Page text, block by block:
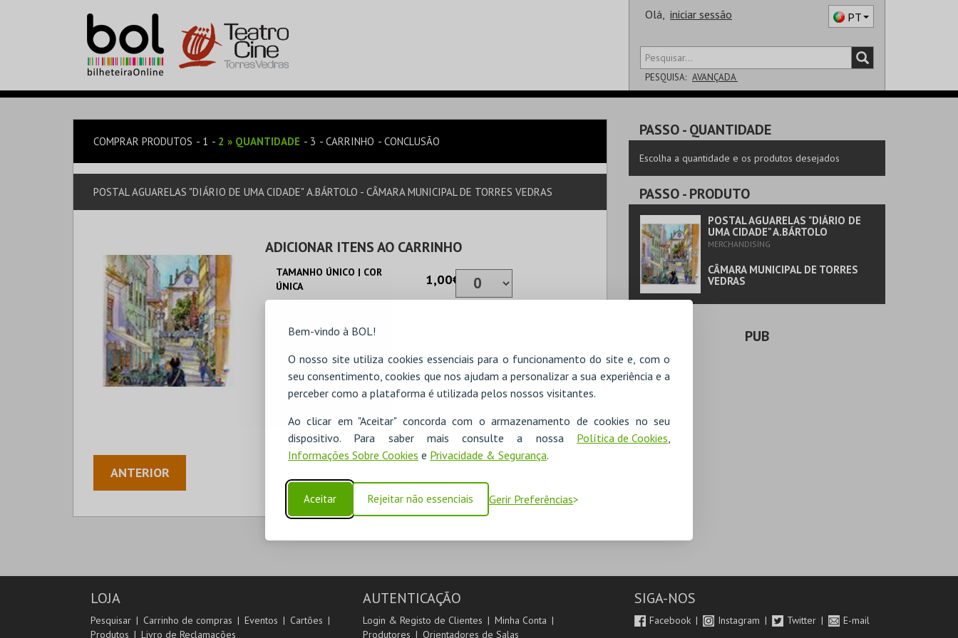
Bem-vindo à BOL!
O nosso site utiliza cookies essenciais para o funcionamento do site e, com o
seu consentimento, cookies que nos ajudam a personalizar a sua experiência e a
perceber como a plataforma é utilizada pelos nossos visitantes.
Ao clicar em "Aceitar" concorda com o armazenamento de cookies no seu
dispositivo. Para saber mais consulte a nossa Política de Cookies
Informações Sobre Cookies e Privacidade & Segurança.
Aceitar Rejeitar não essenciais Gerir Preferências
Olá, iniciar sessão PT
PESQUISA: AVANÇADA
COMPRAR PRODUTOS 1 2 » QUANTIDADE 3 CARRINHO CONCLUSÃO
POSTAL AGUARELAS "DIÁRIO DE UMA CIDADE" A.BÁRTOLO - CÂMARA MUNICIPAL DE TORRES VEDRAS
ADICIONAR ITENS AO CARRINHO
TAMANHO ÚNICO | COR
ÚNICA
1,00€
ADICIONAR
ANTERIOR
PASSO- QUANTIDADE
Escolha a quantidade e os produtos desejados
PASSO- PRODUTO
POSTAL AGUARELAS "DIÁRIO DE
UMA CIDADE" A.BÁRTOLO
MERCHANDISING
CÂMARA MUNICIPAL DE TORRES
VEDRAS
PUB
LOJA
Pesquisar Carrinho de compras Eventos
Cartões
Produtos
Livro de Reclamações
AUTENTICAÇÃO
Login & Registo de Clientes
Minha Conta
Produtores
Orientadores de Salas
SIGA-NOS
Facebook Instagram Twitter E-mail